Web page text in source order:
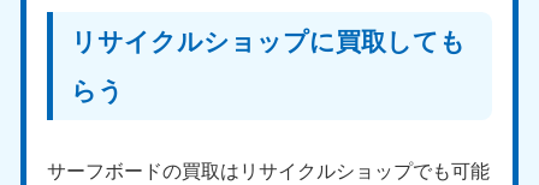
リサイクルショップに買取しても
らう
サーフボードの買取はリサイクルショップでも可能